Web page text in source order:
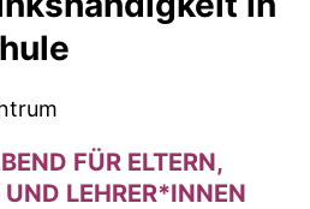
FÜR ELTERN,
LEHRER*INNEN